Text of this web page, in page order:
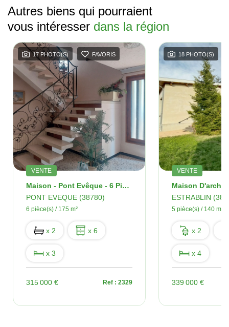
Autres biens qui pourraient
vous intéresser dans la région
17 PHOTO(S) FAVORIS
VENTE
Maison - Pont Evêque - 6 Pièces - 175 M2
PONT EVEQUE (38780)
6 pièce(s) / 175 m²
x 2 x 6
x 3
315 000 € Ref : 2329
18 PHOTO(S)
VENTE
ESTRABLIN
5 pièce(s) / 140 m²
x 2
x 4
339 000 €